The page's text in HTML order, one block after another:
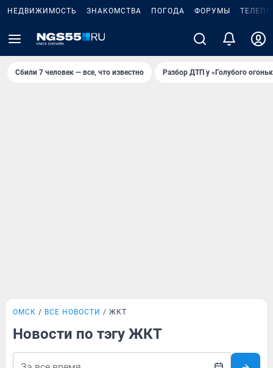
НЕДВИЖИМОСТЬ ЗНАКОМСТВА ПОГОДА ФОРУМЫ
Сбили 7 человек — все, что известно Разбор ДТП у «Голубого
ОМСК ВСЕ НОВОСТИ ЖКТ
Новости по тэгу ЖКТ